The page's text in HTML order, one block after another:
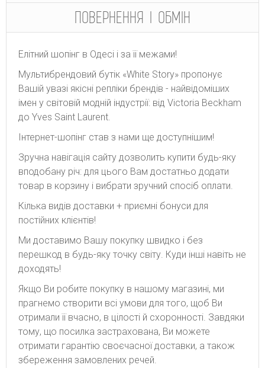
ПОВЕРНЕННЯ І ОБМІН
Елітний шопінг в Одесі і за її межами!
Мультибрендовий бутік «White Story» пропонує
Вашій увазі якісні репліки брендів - найвідоміших
імен у світовій модній індустрії: від Victoria Beckham
до Yves Saint Laurent.
Інтернет-шопінг став з нами ще доступнішим!
Зручна навігація сайту дозволить купити будь-яку
вподобану річ: для цього Вам достатньо додати
товар в корзину і вибрати зручний спосіб оплати.
Кілька видів доставки + приємні бонуси для
постійних клієнтів!
Ми доставимо Вашу покупку швидко і без
перешкод в будь-яку точку світу. Куди інші навіть не
доходять!
Якщо Ви робите покупку в нашому магазині, ми
прагнемо створити всі умови для того, щоб Ви
отримали її вчасно, в цілості й схоронності. Завдяки
тому, що посилка застрахована, Ви можете
отримати гарантію своєчасної доставки, а також
збереження замовлених речей.